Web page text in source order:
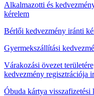
Alkalmazotti és
kérelem
Bérlői kedvezmény iránti
Gyermekszállítási
Várakozási övezet
kedvezmény regisztrációja
Óbuda kártya visszafizetési